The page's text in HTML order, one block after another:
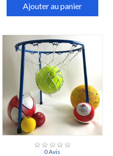
Ajouter au panier
0 Avis